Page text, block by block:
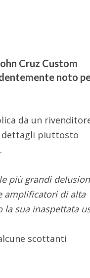
Cruz Custom
noto
da un
dettagli piuttosto
più grandi
amplificatori di alta
la sua inaspettata
scottanti